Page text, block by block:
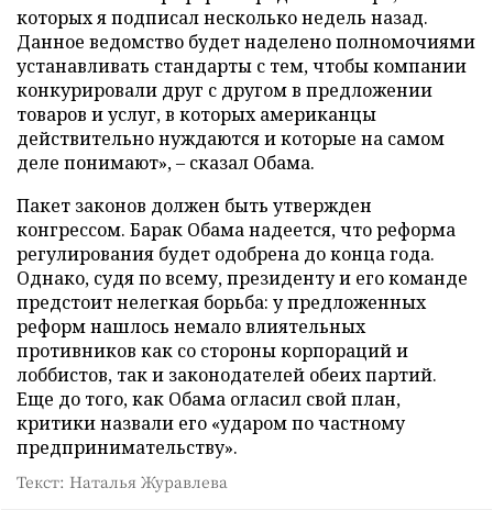
которых я подписал несколько недель назад.
Данное ведомство будет наделено полномочиями
устанавливать стандарты с тем, чтобы компании
конкурировали друг с другом в предложении
товаров и услуг, в которых американцы
действительно нуждаются и которые на самом
деле понимают», – сказал Обама.
Пакет законов должен быть утвержден
конгрессом. Барак Обама надеется, что реформа
регулирования будет одобрена до конца года.
Однако, судя по всему, президенту и его команде
предстоит нелегкая борьба: у предложенных
реформ нашлось немало влиятельных
противников как со стороны корпораций и
лоббистов, так и законодателей обеих партий.
Еще до того, как Обама огласил свой план,
критики назвали его «ударом по частному
предпринимательству».
Текст: Наталья Журавлева